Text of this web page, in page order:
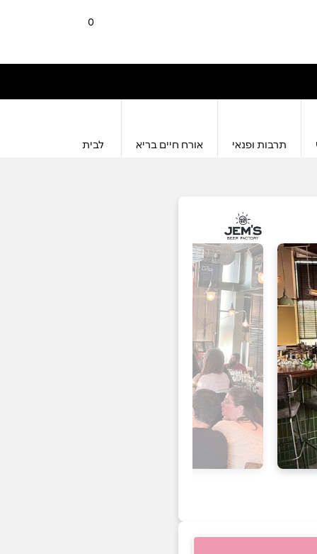
0
תרבות ופנאי אורח חיים בריא לבית